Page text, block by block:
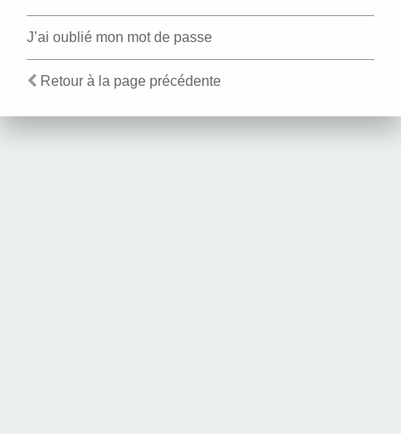
J’ai oublié mon mot de passe
Retour à la page précédente